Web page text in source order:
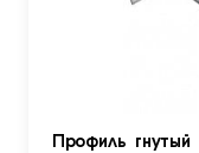
Профиль